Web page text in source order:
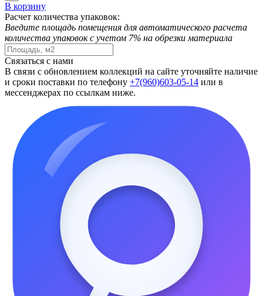
В корзину
Расчет количества упаковок:
Введите площадь помещения для автоматического расчета
количества упаковок с учетом 7% на обрезки материала
Связаться с нами
В связи с обновлением коллекций на сайте уточняйте наличие
и сроки поставки по телефону +7(960)603-05-14 или в
мессенджерах по ссылкам ниже.